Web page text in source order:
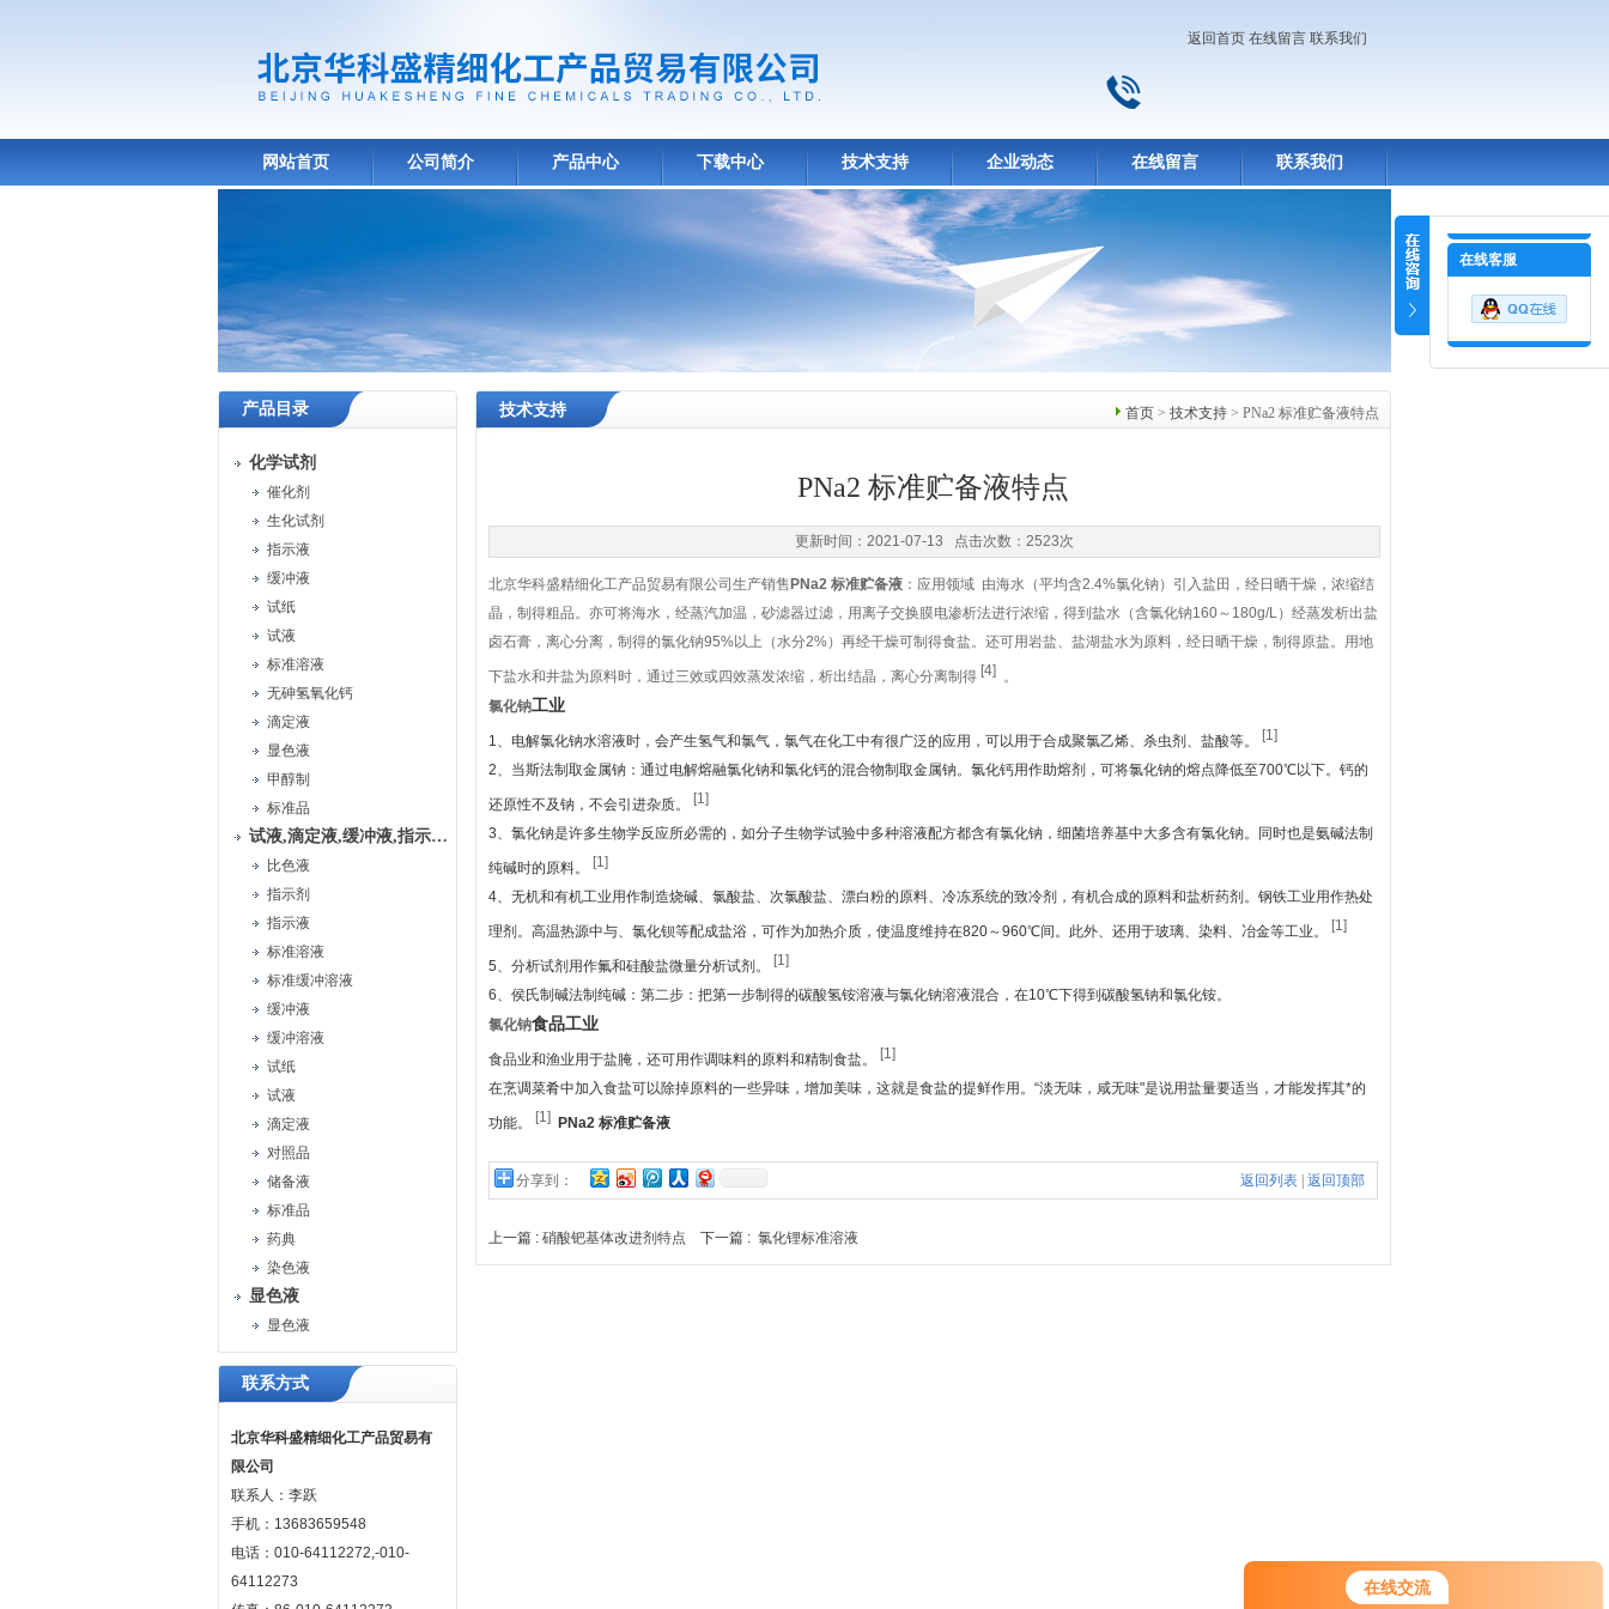
在线交流
您好！欢迎前来咨询，很高兴为您
服务，请问您要咨询什么问题呢？
返回首页 在线留言 联系我们
网站首页 公司简介 产品中心 下载中心 技术支持 企业动态 在线留言 联系我们
产品目录
化学试剂
催化剂
生化试剂
指示液
缓冲液
试纸
试液
标准溶液
无砷氢氧化钙
滴定液
显色液
甲醇制
标准品
试液,滴定液,缓冲液,指示液,试纸
比色液
指示剂
指示液
标准溶液
标准缓冲溶液
缓冲液
缓冲溶液
试纸
试液
滴定液
对照品
储备液
标准品
药典
染色液
显色液
显色液
联系方式
北京华科盛精细化工产品贸易有
限公司
联系人：李跃
手机：13683659548
电话：010-64112272,-010-
64112273
首页 > 技术支持 > PNa2 标准贮备液特点
技术支持
PNa2 标准贮备液特点
更新时间：2021-07-13 点击次数：2523次
北京华科盛精细化工产品贸易有限公司生产销售 PNa2 标准贮备液 ：应用领域 由海水（平均含2.4%氯化钠）引入盐田，经日晒干燥，浓缩结
晶，制得粗品。亦可将海水，经蒸汽加温，砂滤器过滤，用离子交换膜电渗析法进行浓缩，得到盐水（含氯化钠160～180g/L）经蒸发析出盐
卤石膏，离心分离，制得的氯化钠95%以上（水分2%）再经干燥可制得食盐。还可用岩盐、盐湖盐水为原料，经日晒干燥，制得原盐。用地
下盐水和井盐为原料时，通过三效或四效蒸发浓缩，析出结晶，离心分离制得 [4] 。
氯化钠工业
1、电解氯化钠水溶液时，会产生氢气和氯气，氯气在化工中有很广泛的应用，可以用于合成聚氯乙烯、杀虫剂、盐酸等。 [1]
2、当斯法制取金属钠：通过电解熔融氯化钠和氯化钙的混合物制取金属钠。氯化钙用作助熔剂，可将氯化钠的熔点降低至700℃以下。钙的
还原性不及钠，不会引进杂质。 [1]
3、氯化钠是许多生物学反应所必需的，如分子生物学试验中多种溶液配方都含有氯化钠，细菌培养基中大多含有氯化钠。同时也是氨碱法制
纯碱时的原料。 [1]
4、无机和有机工业用作制造烧碱、氯酸盐、次氯酸盐、漂白粉的原料、冷冻系统的致冷剂，有机合成的原料和盐析药剂。钢铁工业用作热处
理剂。高温热源中与、氯化钡等配成盐浴，可作为加热介质，使温度维持在820～960℃间。此外、还用于玻璃、染料、冶金等工业。 [1]
5、分析试剂用作氟和硅酸盐微量分析试剂。 [1]
6、侯氏制碱法制纯碱：第二步：把第一步制得的碳酸氢铵溶液与氯化钠溶液混合，在10℃下得到碳酸氢钠和氯化铵。
氯化钠食品工业
食品业和渔业用于盐腌，还可用作调味料的原料和精制食盐。 [1]
在烹调菜肴中加入食盐可以除掉原料的一些异味，增加美味，这就是食盐的提鲜作用。“淡无味，咸无味"是说用盐量要适当，才能发挥其*的
功能。 [1] PNa2 标准贮备液
分享到： 返回列表 返回顶部
上一篇 : 硝酸钯基体改进剂特点 下一篇 : 氯化锂标准溶液
在线客服